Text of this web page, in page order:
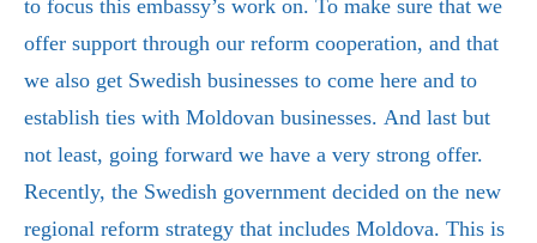
to focus this embassy’s work on. To make sure that we
offer support through our reform cooperation, and that
we also get Swedish businesses to come here and to
establish ties with Moldovan businesses. And last but
not least, going forward we have a very strong offer.
Recently, the Swedish government decided on the new
regional reform strategy that includes Moldova. This is